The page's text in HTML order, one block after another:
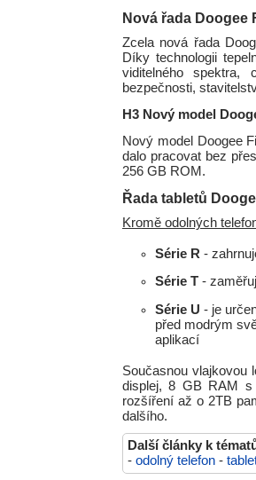
Nová řada Doogee
Zcela nová řada
Díky technologii
viditelného spektra,
bezpečnosti,
H3 Nový model
Nový model Doogee
dalo pracovat bez
256 GB ROM.
Řada tabletů
Kromě odolných
Série R -
Série T -
Série U - je
před modrým
aplikací
Současnou vlajkovou
displej, 8 GB RAM
rozšíření až o 2TB
dalšího.
Další články k
- odolný telefon -